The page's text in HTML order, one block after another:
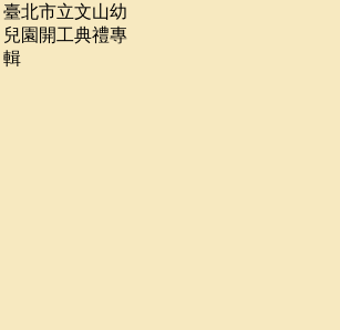
臺北市立文山幼
兒園開工典禮專
輯